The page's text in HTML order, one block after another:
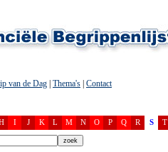
van de Dag Thema's Contact
I J K L M N O P Q R S T